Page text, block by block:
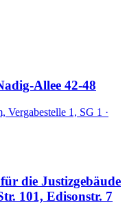
Allee 42-48
Vergabestelle 1, SG 1 ·
die Justizgebäude
101, Edisonstr. 7